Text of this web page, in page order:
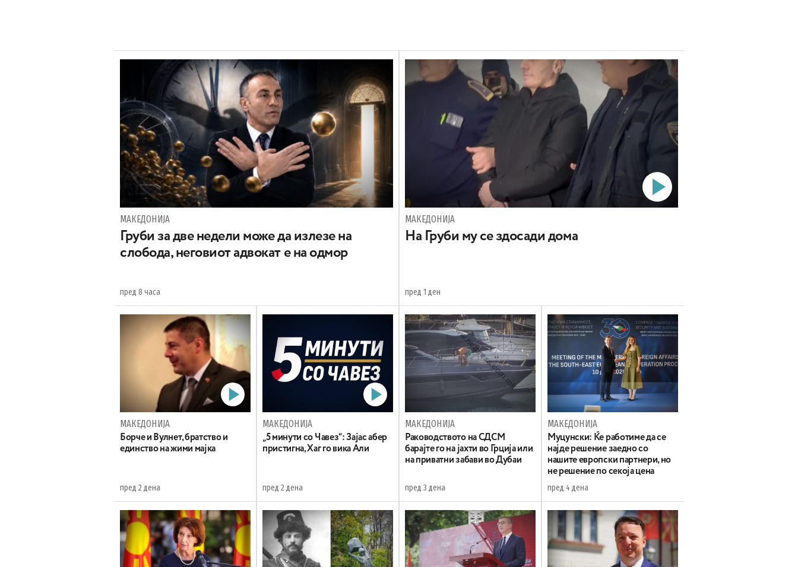
МАКЕДОНИЈА
Груби за две недели може да излезе на
слобода, неговиот адвокат е на одмор
пред 8 часа
МАКЕДОНИЈА
На Груби му се здосади дома
пред 1 ден
МАКЕДОНИЈА
Борче и Вулнет, братство и
единство на жими мајка
пред 2 дена
МАКЕДОНИЈА
„5 минути со Чавез“: Зајас абер
пристигна, Хаг го вика Али
пред 2 дена
МАКЕДОНИЈА
Раководството на СДСМ
барајте го на јахти во Грција или
на приватни забави во Дубаи
пред 3 дена
МАКЕДОНИЈА
Муцунски: Ќе работиме да се
најде решение заедно со
нашите европски партнери, но
не решение по секоја цена
пред 4 дена